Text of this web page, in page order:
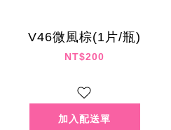
V46微風棕(1片/瓶)
NT$200